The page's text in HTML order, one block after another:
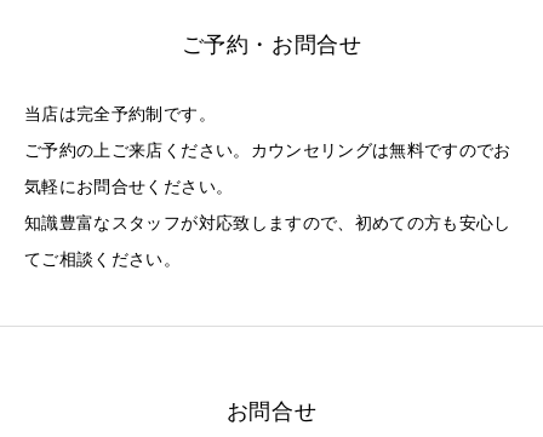
ご予約・お問合せ
当店は完全予約制です。
ご予約の上ご来店ください。カウンセリングは無料ですのでお
気軽にお問合せください。
知識豊富なスタッフが対応致しますので、初めての方も安心し
てご相談ください。
お問合せ